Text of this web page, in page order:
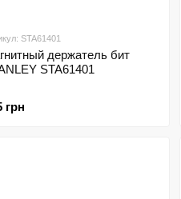
STA61401
держатель бит
STA61401
грн